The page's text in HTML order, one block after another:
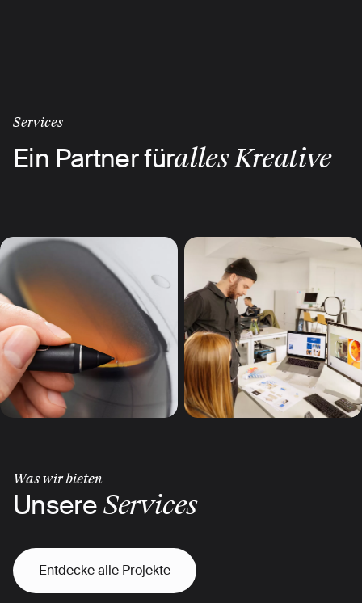
Services
Ein Partner füralles Kreative
Was wir bieten
UnsereServices
Entdecke alle Projekte